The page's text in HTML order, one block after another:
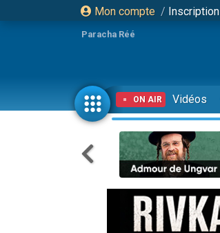
Mon compte / Inscription
Paracha Réé
ON AIR Vidéos